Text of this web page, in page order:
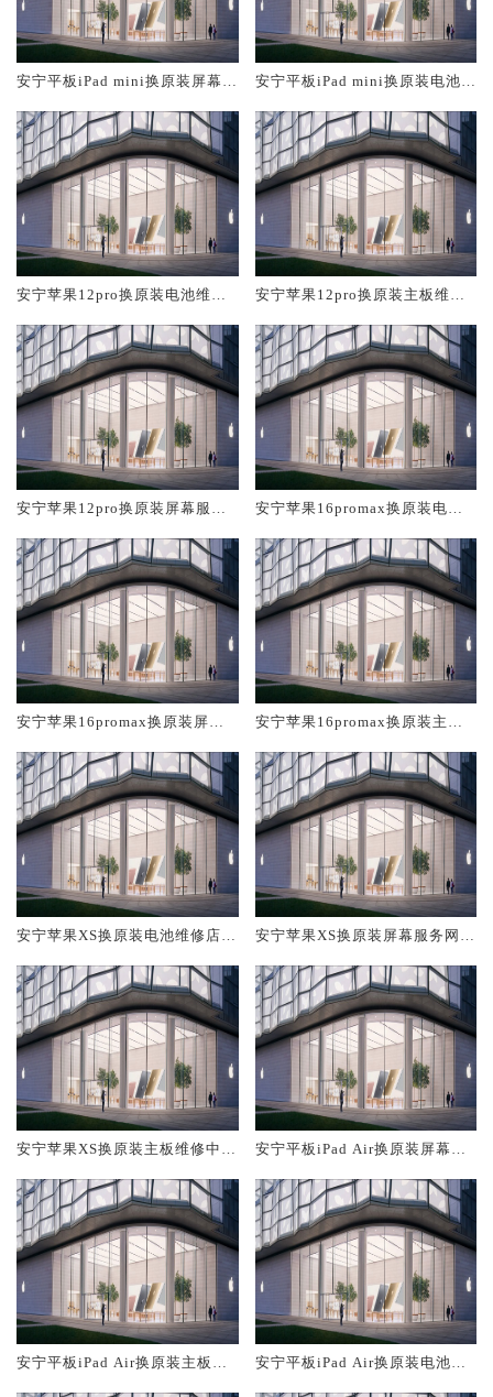
安宁平板iPad mini换原装屏幕服
安宁平板iPad mini换原装电池维
安宁苹果12pro换原装电池维修
安宁苹果12pro换原装主板维修
安宁苹果12pro换原装屏幕服务
安宁苹果16promax换原装电池
安宁苹果16promax换原装屏幕
安宁苹果16promax换原装主板
安宁苹果XS换原装电池维修店大
安宁苹果XS换原装屏幕服务网点
安宁苹果XS换原装主板维修中心
安宁平板iPad Air换原装屏幕服
安宁平板iPad Air换原装主板维
安宁平板iPad Air换原装电池维